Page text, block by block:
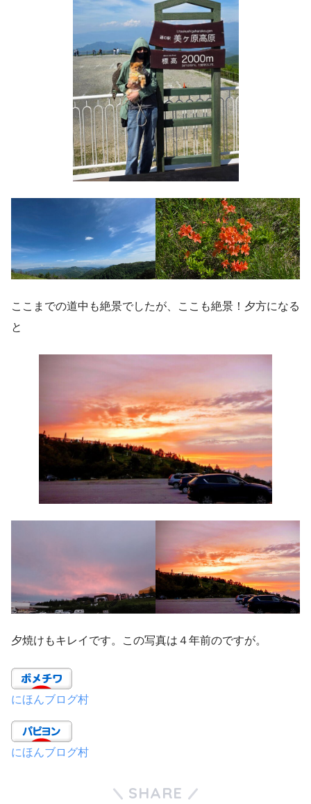
ここまでの道中も絶景でしたが、ここも絶景！夕方になる
と
夕焼けもキレイです。この写真は４年前のですが。
にほんブログ村
にほんブログ村
SHARE